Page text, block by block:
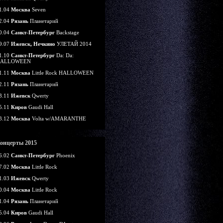
Москва Seven
Рязань Планетарий
Санкт-Петербург Backstage
Ижевск, Нечкино УЛЕТАЙ 2014
Санкт-Петербург Da: Da:
Москва Little Rock HALLOWEEN
Рязань Планетарий
Ижевск Qwerty
Киров Gaudi Hall
Москва Volta w/AMARANTHE
2015
Санкт-Петербург Phoenix
Москва Little Rock
Ижевск Qwerty
Москва Little Rock
Рязань Планетарий
Киров Gaudi Hall